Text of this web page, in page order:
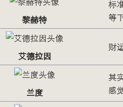
黎赫特
标
等
艾德拉因
财
兰度
其
感